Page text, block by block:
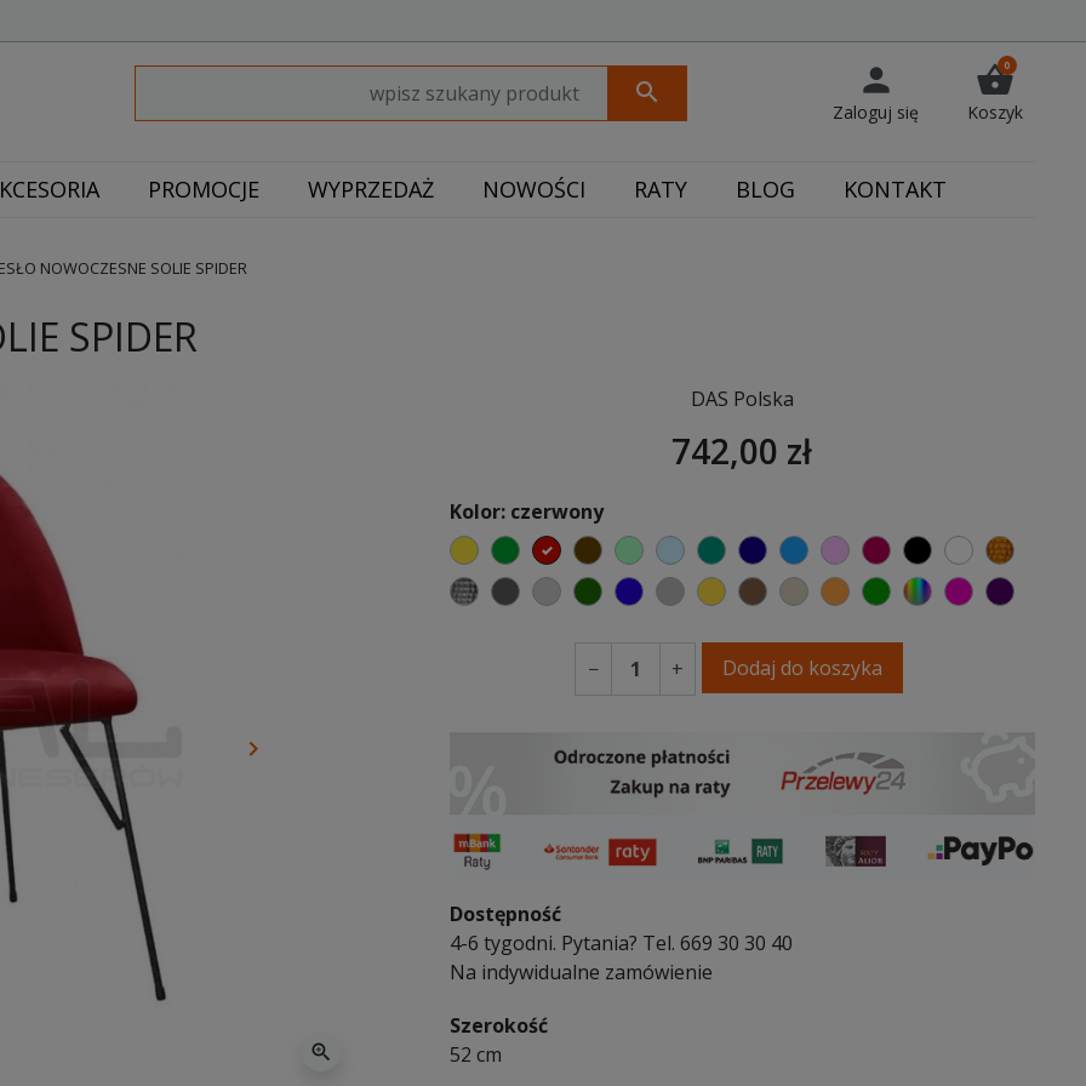
search person
Zaloguj się
shopping_basket
0
Koszyk
PROMOCJE WYPRZEDAŻ NOWOŚCI RATY BLOG KONTAKT
NOWOCZESNE SOLIE SPIDER
SPIDER
Następny
keyboard_arrow_right
zoom_in
DAS Polska
742,00 zł
Kolor: czerwony
żółtyzielonyczerwonyczekoladowy
miętowybłękitnyturkusowy
granatowy
niebieski
różowymalinowy
czarnybiałyzłoty
srebrnyciemno szary
jasnoszary
butelkowa zieleń
ciemno niebieski
szarymusztardowy
brązowybeżowypomarańczowy
irlandzka zieleń
wybór koloru
fuksja
− + Dodaj do koszyka
Dostępność
4-6 tygodni. Pytania? Tel. 669 30 30 40
Na indywidualne zamówienie
Szerokość
52 cm